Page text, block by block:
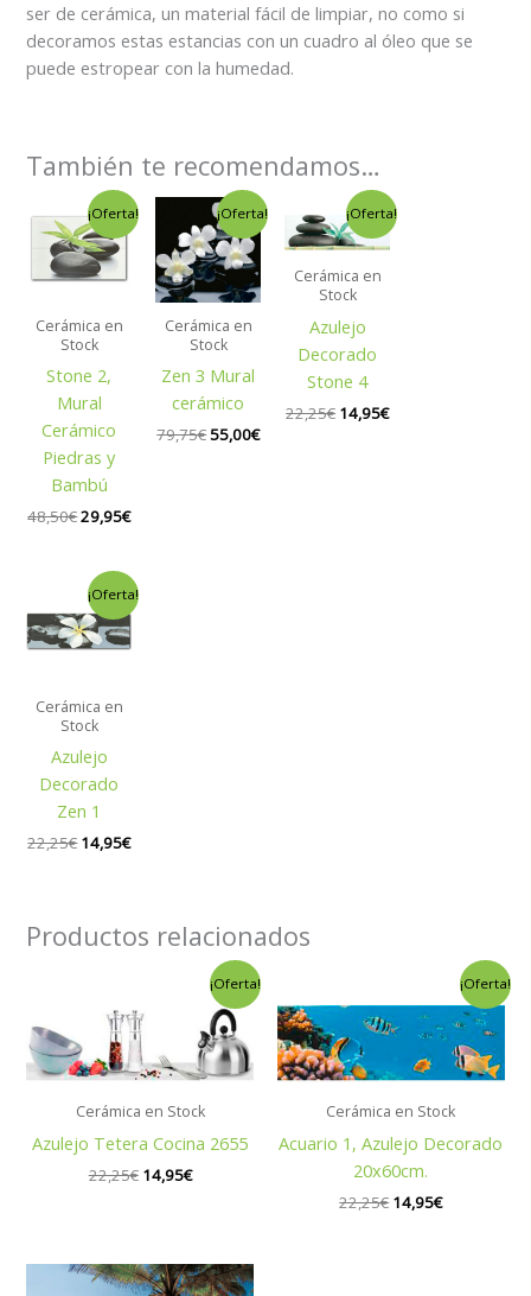
ser de cerámica, un material fácil de limpiar, no como si
decoramos estas estancias con un cuadro al óleo que se
puede estropear con la humedad.
También te recomendamos…
¡Oferta!
Cerámica en
Stock
Stone 2,
Mural
Cerámico
Piedras y
Bambú
48,50€
El
precio
original
era:
48,50€.
29,95€
El
precio
actual
29,95€.
¡Oferta!
Cerámica en
Stock
Zen 3 Mural
cerámico
79,75€
El
precio
original
era:
79,75€.
55,00€
El
precio
actual
55,00€.
¡Oferta!
Cerámica en
Stock
Azulejo
Decorado
Stone 4
22,25€
El
precio
original
era:
22,25€.
14,95€
El
precio
actual
¡Oferta!
Cerámica en
Stock
Azulejo
Decorado
Zen 1
22,25€
El
precio
original
era:
14,95€
El
precio
actual
es:
Productos relacionados
¡Oferta!
Cerámica en Stock
Azulejo Tetera Cocina 2655
22,25€
original
era:
22,25€.
14,95€
precio
actual
es:
14,95€.
¡Oferta!
Cerámica en Stock
Acuario 1, Azulejo Decorado
20x60cm.
22,25€
original
era:
22,25€.
14,95€
precio
actual
es:
14,95€.